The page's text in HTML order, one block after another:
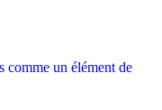
comme un élément de